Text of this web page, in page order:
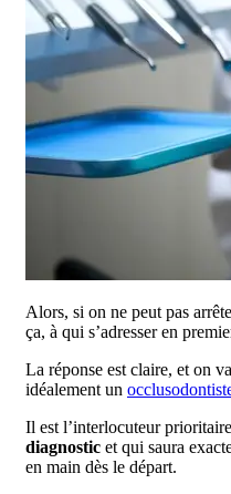
Alors, si on ne peut pas
ça, à qui s’adresser en
La réponse est claire, et on
idéalement un
Il est l’interlocuteur
diagnostic et qui saura
en main dès le départ.